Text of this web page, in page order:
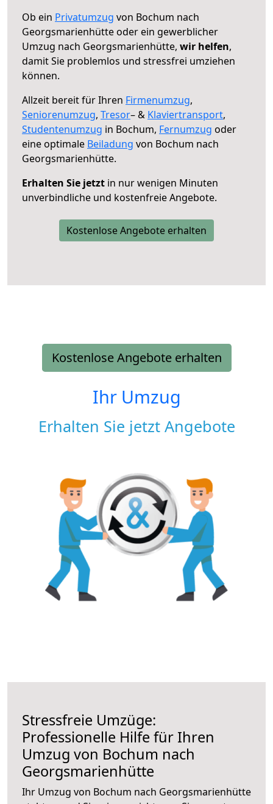
Ob ein Privatumzug von Bochum nach
Georgsmarienhütte oder ein gewerblicher
Umzug nach Georgsmarienhütte, wir helfen,
damit Sie problemlos und stressfrei umziehen
können.
Allzeit bereit für Ihren Firmenumzug,
Seniorenumzug, Tresor– & Klaviertransport,
Studentenumzug in Bochum, Fernumzug oder
eine optimale Beiladung von Bochum nach
Georgsmarienhütte.
Erhalten Sie jetzt in nur wenigen Minuten
unverbindliche und kostenfreie Angebote.
Kostenlose Angebote erhalten
Kostenlose Angebote erhalten
Ihr Umzug
Erhalten Sie jetzt Angebote
Stressfreie Umzüge:
Professionelle Hilfe für Ihren
Umzug von Bochum nach
Georgsmarienhütte
Ihr Umzug von Bochum nach Georgsmarienhütte